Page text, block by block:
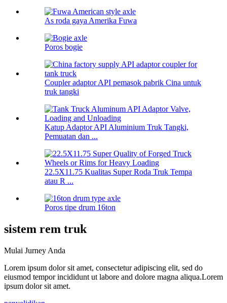
As roda gaya Amerika Fuwa
Poros bogie
Coupler adaptor API pemasok pabrik Cina untuk
truk tangki
Katup Adaptor API Aluminium Truk Tangki,
Pemuatan dan ...
22.5X11.75 Kualitas Super Roda Truk Tempa
atau R ...
Poros tipe drum 16ton
sistem rem truk
Mulai Jurney Anda
Lorem ipsum dolor sit amet, consectetur adipiscing elit, sed do
eiusmod tempor incididunt ut labore and dolore magna aliqua.Lorem
ipsum dolor sit amet.